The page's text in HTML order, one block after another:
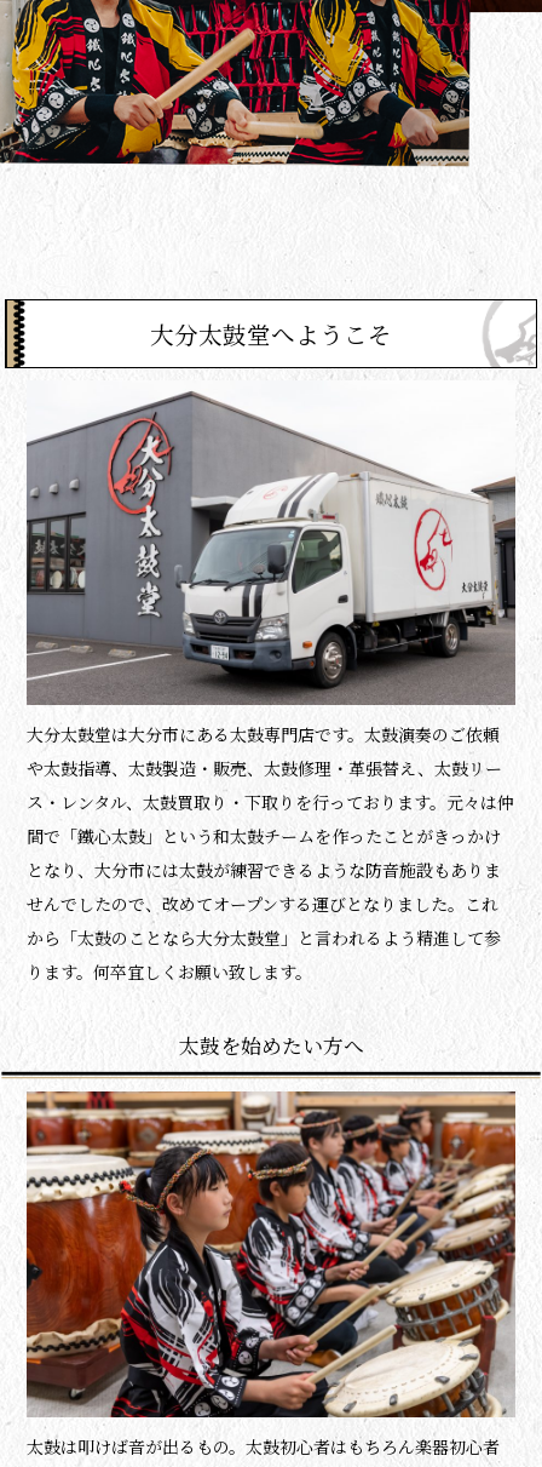
大分太鼓堂へようこそ
大分太鼓堂は大分市にある太鼓専門店です。太鼓演奏のご依頼
や太鼓指導、太鼓製造・販売、太鼓修理・革張替え、太鼓リー
ス・レンタル、太鼓買取り・下取りを行っております。元々は仲
間で「鐵心太鼓」という和太鼓チームを作ったことがきっかけ
となり、大分市には太鼓が練習できるような防音施設もありま
せんでしたので、改めてオープンする運びとなりました。 これ
から「太鼓のことなら大分太鼓堂」と言われるよう精進して参
ります。何卒宜しくお願い致します。
太鼓を始めたい方へ
太鼓は叩けば音が出るもの。太鼓初心者はもちろん楽器初心者